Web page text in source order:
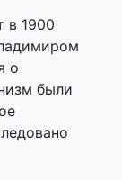
в 1900
о
были